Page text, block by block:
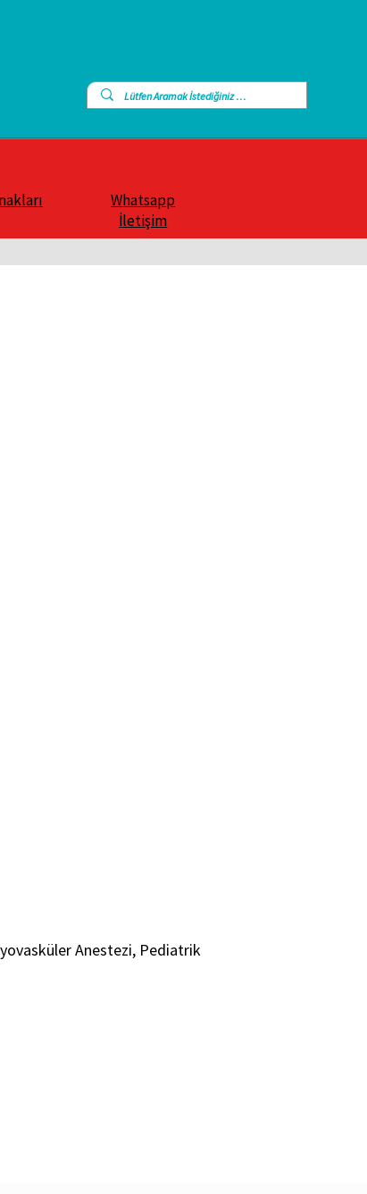
Whatsapp
İletişim
Anestezi, Pediatrik